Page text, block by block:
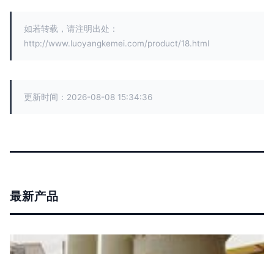
如若转载，请注明出处：
http://www.luoyangkemei.com/product/18.html
更新时间：2026-08-08 15:34:36
最新产品